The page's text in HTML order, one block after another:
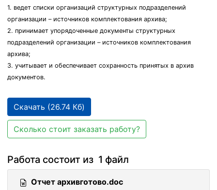
1. ведет списки организаций структурных подразделений
организации – источников комплектования архива;
2. принимает упорядоченные документы структурных
подразделений организации – источников комплектования
архива;
3. учитывает и обеспечивает сохранность принятых в архив
документов.
Скачать (26.74 Кб)
Сколько стоит заказать работу?
Работа состоит из 1 файл
Отчет архивготово.doc